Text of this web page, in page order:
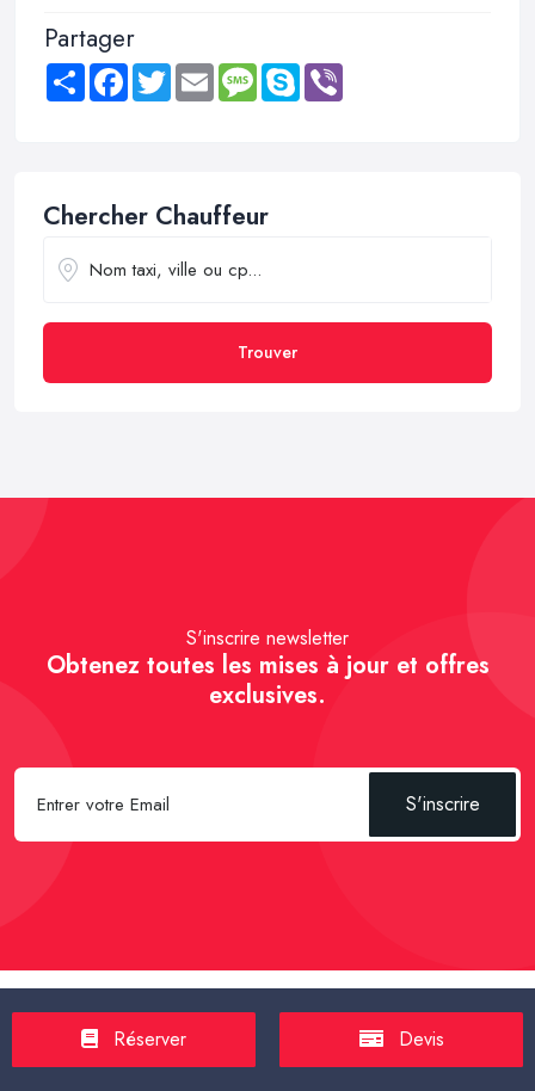
Partager
Share FacebookTwitter Email MessageSkype
Chercher Chauffeur
Trouver
S'inscrire newsletter
Obtenez toutes les mises à jour et offres
exclusives.
S'inscrire
Spécial Passager : -Réserver un Taxi
Réserver Devis